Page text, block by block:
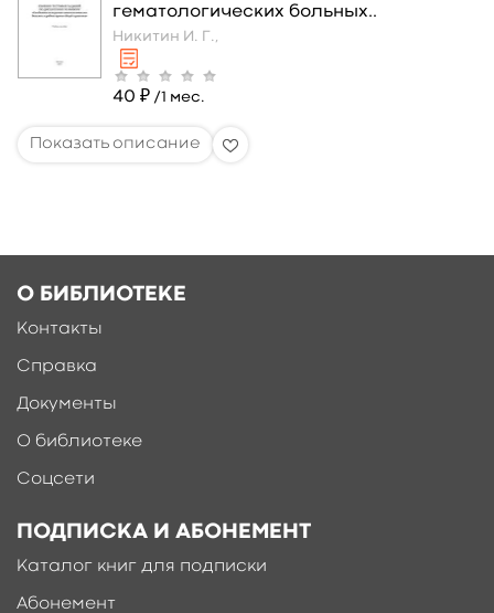
гематологических больных..
Никитин И. Г.,
40 ₽ /1 мес.
О БИБЛИОТЕКЕ
Контакты
Справка
Документы
О библиотеке
Соцсети
ПОДПИСКА И АБОНЕМЕНТ
Каталог книг для подписки
Абонемент